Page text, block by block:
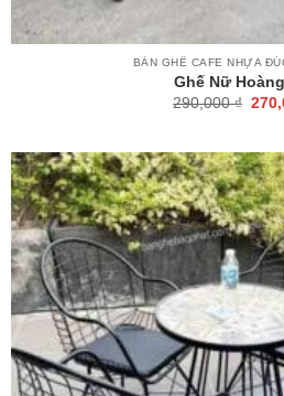
BÀN GHẾ CAFE NHỰA
Ghế Nữ
290,000₫ Giá